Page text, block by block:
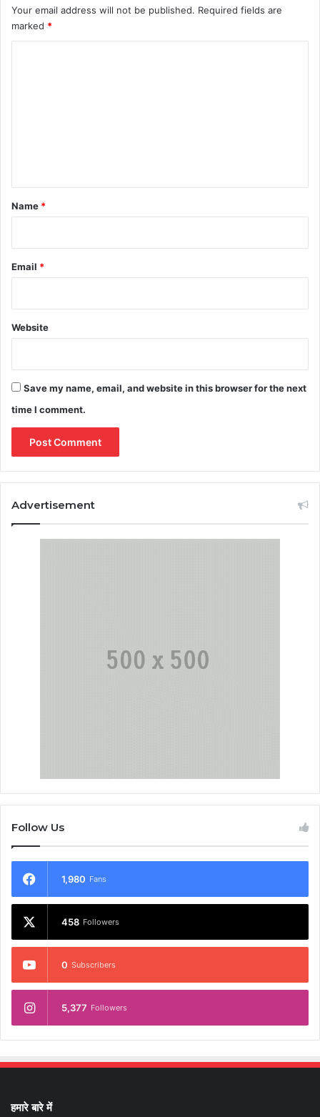
Your email address will not be published. Required fields are
marked *
*
Name *
Email *
Website
Save my name, email, and website in this browser for the next
time I comment.
Advertisement
Follow Us
1,980 Fans
458 Followers
0 Subscribers
5,377 Followers
हमारे बारे में